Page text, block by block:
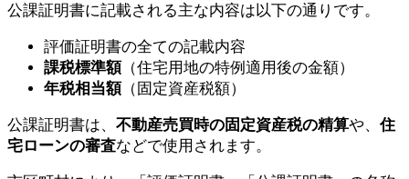
公課証明書に記載される主な内容は以下の通りです。
評価証明書の全ての記載内容
課税標準額（住宅用地の特例適用後の金額）
年税相当額（固定資産税額）
公課証明書は、 不動産売買時の固定資産税の精算や、住
宅ローンの審査などで使用されます。